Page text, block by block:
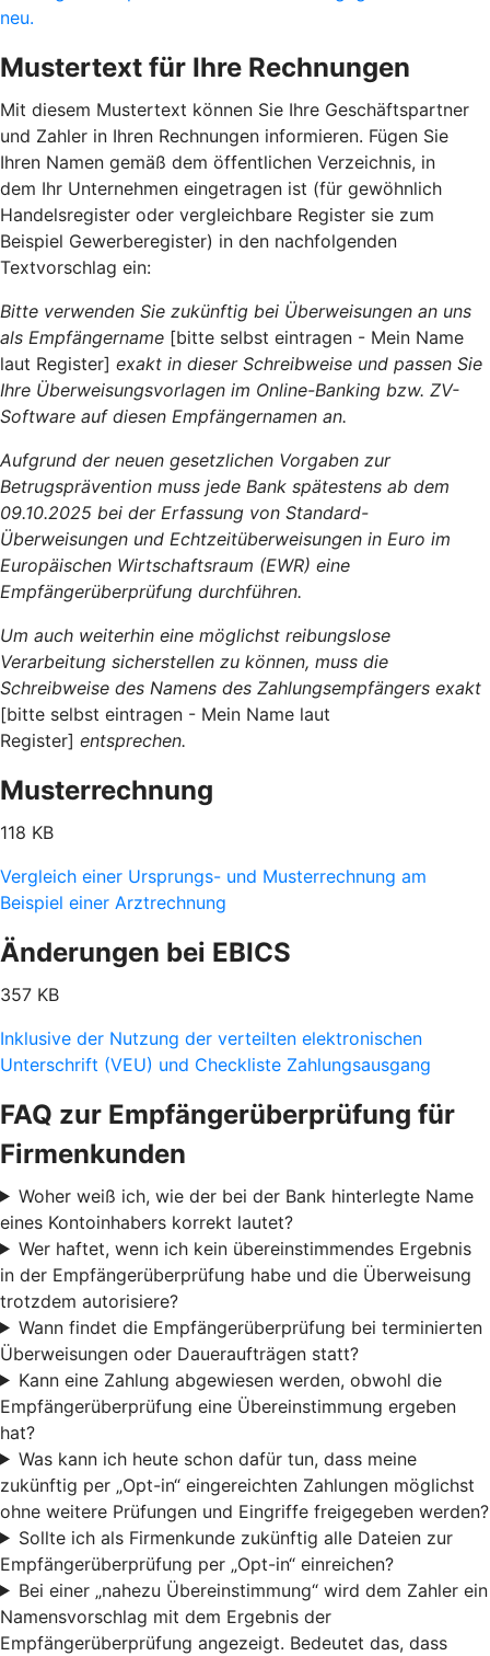
neu.
Mustertext für Ihre Rechnungen
Mit diesem Mustertext können Sie Ihre Geschäftspartner
und Zahler in Ihren Rechnungen informieren. Fügen Sie
Ihren Namen gemäß dem öffentlichen Verzeichnis, in
dem Ihr Unternehmen eingetragen ist (für gewöhnlich
Handelsregister oder vergleichbare Register sie zum
Beispiel Gewerberegister) in den nachfolgenden
Textvorschlag ein:
Bitte verwenden Sie zukünftig bei Überweisungen an uns
als Empfängername [bitte selbst eintragen - Mein Name
laut Register] exakt in dieser Schreibweise und passen Sie
Ihre Überweisungsvorlagen im Online-Banking bzw. ZV-
Software auf diesen Empfängernamen an.
Aufgrund der neuen gesetzlichen Vorgaben zur
Betrugsprävention muss jede Bank spätestens ab dem
09.10.2025 bei der Erfassung von Standard-
Überweisungen und Echtzeitüberweisungen in Euro im
Europäischen Wirtschaftsraum (EWR) eine
Empfängerüberprüfung durchführen.
Um auch weiterhin eine möglichst reibungslose
Verarbeitung sicherstellen zu können, muss die
Schreibweise des Namens des Zahlungsempfängers exakt
[bitte selbst eintragen - Mein Name laut
Register] entsprechen.
Musterrechnung
118 KB
Vergleich einer Ursprungs- und Musterrechnung am
Beispiel einer Arztrechnung
Änderungen bei EBICS
357 KB
Inklusive der Nutzung der verteilten elektronischen
Unterschrift (VEU) und Checkliste Zahlungsausgang
FAQ zur Empfängerüberprüfung für
Firmenkunden
Woher weiß ich, wie der bei der Bank hinterlegte Name
eines Kontoinhabers korrekt lautet?
Wer haftet, wenn ich kein übereinstimmendes Ergebnis
in der Empfängerüberprüfung habe und die Überweisung
trotzdem autorisiere?
Wann findet die Empfängerüberprüfung bei terminierten
Überweisungen oder Daueraufträgen statt?
Kann eine Zahlung abgewiesen werden, obwohl die
Empfängerüberprüfung eine Übereinstimmung ergeben
hat?
Was kann ich heute schon dafür tun, dass meine
zukünftig per „Opt-in“ eingereichten Zahlungen möglichst
ohne weitere Prüfungen und Eingriffe freigegeben werden?
Sollte ich als Firmenkunde zukünftig alle Dateien zur
Empfängerüberprüfung per „Opt-in“ einreichen?
Bei einer „nahezu Übereinstimmung“ wird dem Zahler ein
Namensvorschlag mit dem Ergebnis der
Empfängerüberprüfung angezeigt. Bedeutet das, dass